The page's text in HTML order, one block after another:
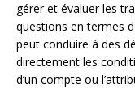
gérer et évaluer les
questions en termes
peut conduire à des
directement les
d’un compte ou